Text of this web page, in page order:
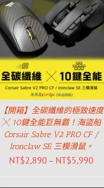
【開箱】全碳纖維的極致速度
╳ 10鍵全能巨無霸！海盜船
Corsair Sabre V2 PRO CF /
Ironclaw SE 三模滑鼠。
NT$2,890 – NT$5,990